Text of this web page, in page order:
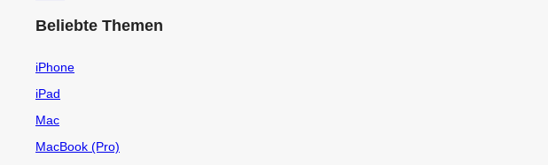
Beliebte Themen
iPhone
iPad
Mac
MacBook (Pro)